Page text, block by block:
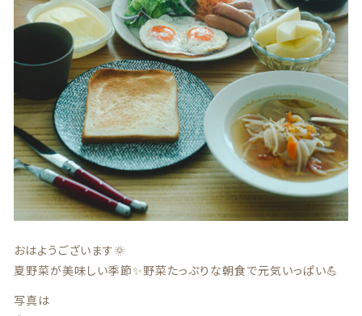
おはようございます🌞
夏野菜が美味しい季節✨野菜たっぷりな朝食で元気いっぱい💪
写真は
情報セキュリティ基本方針
ランキング
セール商品
その他
在庫あり セール
並び順